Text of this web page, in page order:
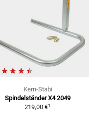
Kern-Stabi
Spindelständer X4 2049
219,00 €1